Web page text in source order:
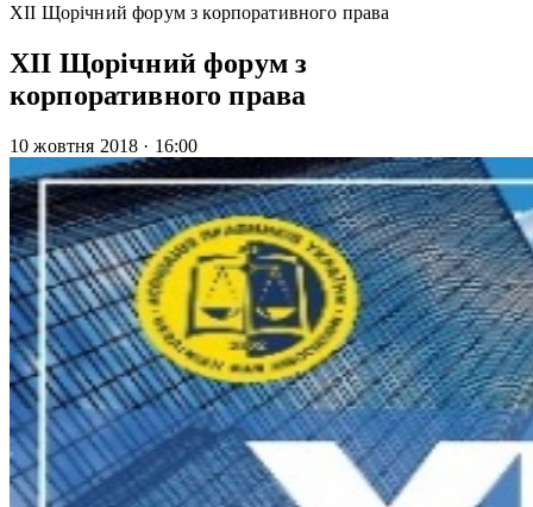
XІІ Щорічний форум з корпоративного права
XІІ Щорічний форум з
корпоративного права
10 жовтня 2018 · 16:00